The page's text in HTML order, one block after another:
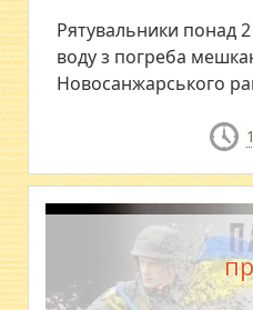
Рятувальники понад
воду з погреба
Новосанжарського